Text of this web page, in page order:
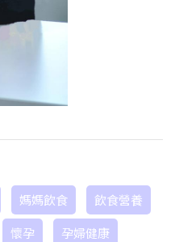
媽媽飲食
飲食營養
懷孕 孕婦健康